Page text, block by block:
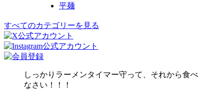
平麺
すべてのカテゴリーを見る
しっかりラーメンタイマー守って、それから食べ
なさい！！！